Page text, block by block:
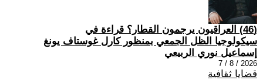
(46) العراقيون يرجمون القطار؟ قراءة في
سيكولوجيا الظل الجمعي بمنظور كارل غوستاف يونغ
إسماعيل نوري الربيعي
2026 / 8 / 7
قضايا ثقافية